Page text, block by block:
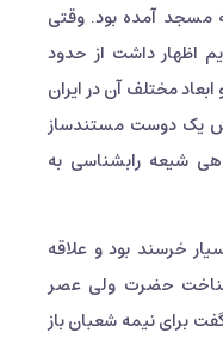
مسجد آمده بود. وقتی
اظهار داشت از حدود
مختلف آن در ایران
یک دوست مستندساز
شیعه رابشناسی به
خرسند بود و علاقه
شناخت حضرت ولی عصر
برای نیمه شعبان باز